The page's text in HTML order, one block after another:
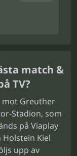
match &
TV?
mot Greuther
Stadion, som
på Viaplay
Kiel
upp av